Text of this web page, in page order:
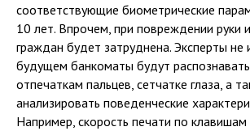
соответствующие биометрические
10 лет. Впрочем, при повреждении руки
граждан будет затруднена. Эксперты не
будущем банкоматы будут
отпечаткам пальцев, сетчатке глаза, а
анализировать поведенческие
Например, скорость печати по клавишам